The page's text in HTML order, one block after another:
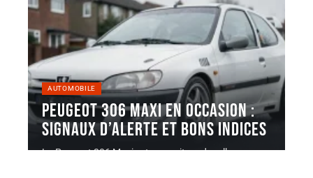
AUTOMOBILE
Peugeot 306 Maxi en occasion :
signaux d’alerte et bons indices
La Peugeot 306 Maxi est une voiture de rallye